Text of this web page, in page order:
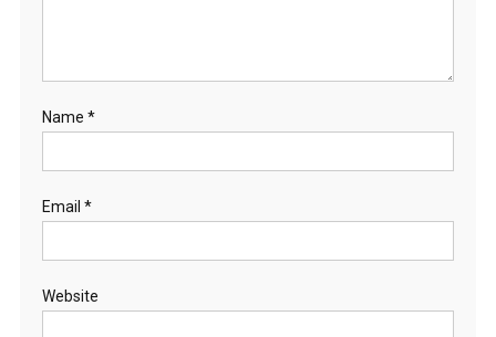
Name *
Email *
Website